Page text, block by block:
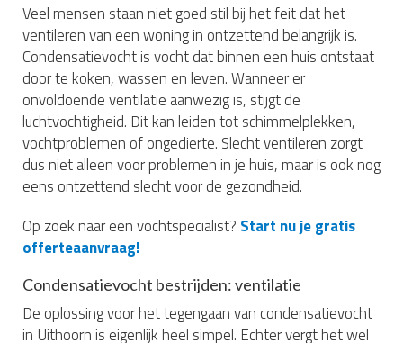
Veel mensen staan niet goed stil bij het feit dat het
ventileren van een woning in ontzettend belangrijk is.
Condensatievocht is vocht dat binnen een huis ontstaat
door te koken, wassen en leven. Wanneer er
onvoldoende ventilatie aanwezig is, stijgt de
luchtvochtigheid. Dit kan leiden tot schimmelplekken,
vochtproblemen of ongedierte. Slecht ventileren zorgt
dus niet alleen voor problemen in je huis, maar is ook nog
eens ontzettend slecht voor de gezondheid.
Op zoek naar een vochtspecialist? Start nu je gratis
offerteaanvraag!
Condensatievocht bestrijden: ventilatie
De oplossing voor het tegengaan van condensatievocht
in Uithoorn is eigenlijk heel simpel. Echter vergt het wel